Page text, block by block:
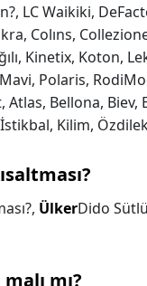
LC Waikiki,
Colıns,
Kinetix, Koton,
Polaris,
Atlas, Bellona, Biev,
Kilim,
ÜlkerDido
mı?